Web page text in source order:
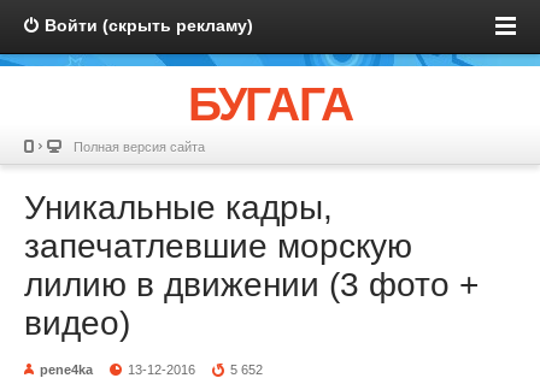
Войти (скрыть рекламу)
БУГАГА
Полная версия сайта
Уникальные кадры,
запечатлевшие морскую
лилию в движении (3 фото +
видео)
pene4ka 13-12-2016 5 652